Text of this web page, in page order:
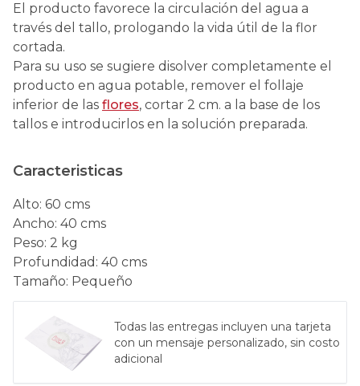
El producto favorece la circulación del agua a
través del tallo, prologando la vida útil de la flor
cortada.
Para su uso se sugiere disolver completamente el
producto en agua potable, remover el follaje
inferior de las flores, cortar 2 cm. a la base de los
tallos e introducirlos en la solución preparada.
Caracteristicas
Alto: 60 cms
Ancho: 40 cms
Peso: 2 kg
Profundidad : 40 cms
Tamaño: Pequeño
Todas las entregas incluyen una tarjeta
con un mensaje personalizado, sin costo
adicional